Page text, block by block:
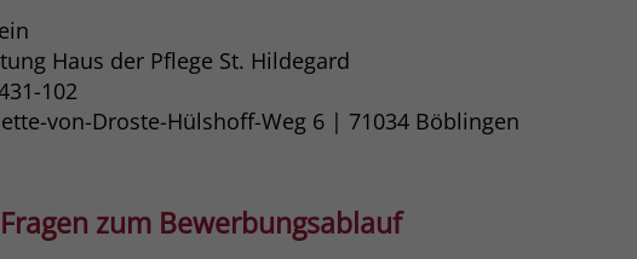
Haus der Pflege St. Hildegard
102
von-Droste-Hülshoff-Weg 6 | 71034​ Böblingen
zum Bewerbungsablauf